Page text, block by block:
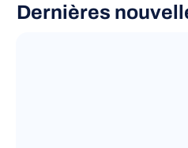
Dernières